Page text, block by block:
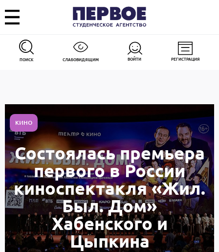
ПОИСК СЛАБОВИДЯЩИМ ВОЙТИ РЕГИСТРАЦИЯ
КИНО
Состоялась премьера
первого в России
киноспектакля «Жил.
Был. Дом»
Хабенского и
Цыпкина